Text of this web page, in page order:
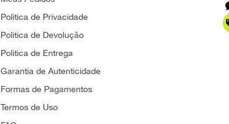
Politica de Privacidade
Politica de Devolução
Politica de Entrega
Garantia de Autenticidade
Formas de Pagamentos
Termos de Uso